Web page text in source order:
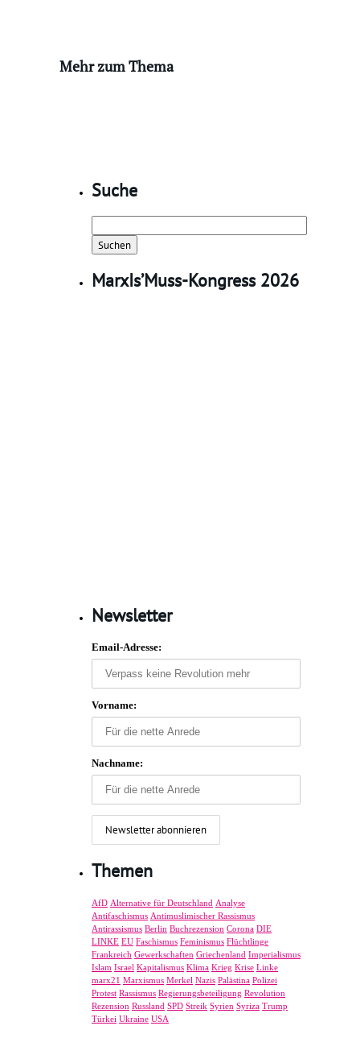
Mehr zum Thema
Suche
nach:
MarxIs’Muss-Kongress 2026
Newsletter
Email-Adresse:
Vorname:
Nachname:
Themen
AfD Alternative für Deutschland Analyse
Antifaschismus Antimuslimischer Rassismus
Antirassismus Berlin Buchrezension Corona DIE
LINKE EU Faschismus Feminismus Flüchtlinge
Frankreich Gewerkschaften Griechenland Imperialismus
Islam Israel Kapitalismus Klima Krieg Krise Linke
marx21 Marxismus Merkel Nazis Palästina Polizei
Protest Rassismus Regierungsbeteiligung Revolution
Rezension Russland SPD Streik Syrien Syriza Trump
Türkei Ukraine USA